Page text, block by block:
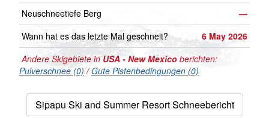
Neuschneetiefe Berg
—
Wann hat es das letzte Mal geschneit?
6 May 2026
Andere Skigebiete inUSA - New Mexico berichten:
Pulverschnee (0) /Gute Pistenbedingungen (0)
Sipapu Ski and Summer Resort Schneebericht